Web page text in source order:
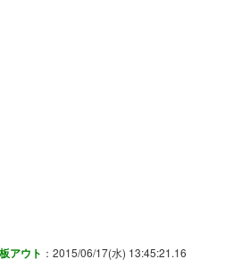
アウト ：2015/06/17(水) 13:45:21.16